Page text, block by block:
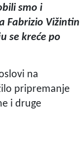
smo i
Fabrizio Vižintin
se kreće po
na
pripremanje
i druge